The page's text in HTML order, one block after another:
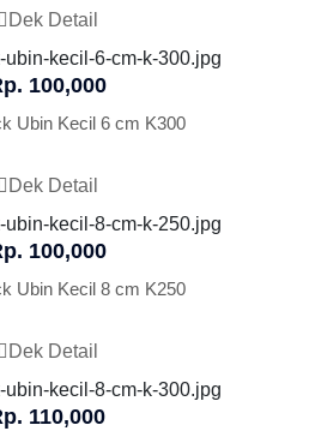
Dek Detail
100,000
Ubin Kecil 6 cm K300
Dek Detail
100,000
Ubin Kecil 8 cm K250
Dek Detail
110,000